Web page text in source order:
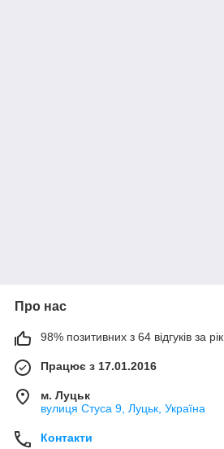
Про нас
98% позитивних з 64 відгуків за рік
Працює з 17.01.2016
м. Луцьк
вулиця Стуса 9, Луцьк, Україна
Контакти